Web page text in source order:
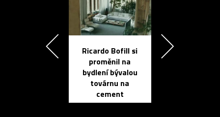
Ricardo Bofill si
proměnil na
bydlení bývalou
továrnu na
cement